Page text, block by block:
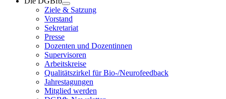
Ziele & Satzung
Vorstand
Sekretariat
Presse
Dozenten und Dozentinnen
Supervisoren
Arbeitskreise
Qualitätszirkel für Bio-/Neurofeedback
Jahrestagungen
Mitglied werden